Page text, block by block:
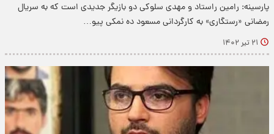
پارسینه: ​رامین راستاد و مهدی سلوکی دو بازیگر جدیدی است که به سریال
رمضانی «رستگاری» به کارگردانی مسعود ده نمکی پیو…
۲۱ تیر ۱۴۰۲